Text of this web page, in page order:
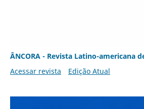
ÂNCORA - Revista Latino-americana
Acessar revista
Edição Atual